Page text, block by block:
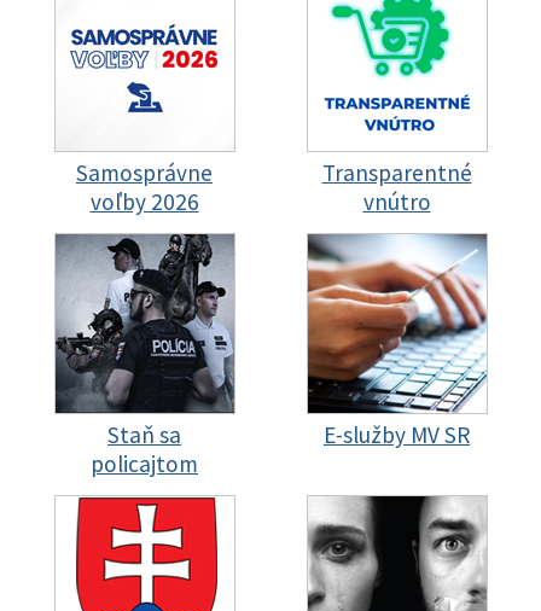
Samosprávne
voľby 2026
Transparentné
vnútro
Staň sa
policajtom
E-služby MV SR